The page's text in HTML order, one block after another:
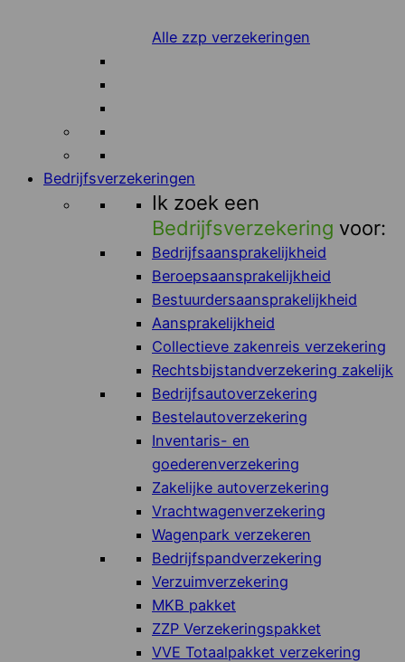
Alle zzp verzekeringen
Bedrijfsverzekeringen
Ik zoek een
Bedrijfsverzekering voor:
Bedrijfsaansprakelijkheid
Beroepsaansprakelijkheid
Bestuurdersaansprakelijkheid
Aansprakelijkheid
Collectieve zakenreis verzekering
Rechtsbijstandverzekering zakelijk
Bedrijfsautoverzekering
Bestelautoverzekering
Inventaris- en
goederenverzekering
Zakelijke autoverzekering
Vrachtwagenverzekering
Wagenpark verzekeren
Bedrijfspandverzekering
Verzuimverzekering
MKB pakket
ZZP Verzekeringspakket
VVE Totaalpakket verzekering